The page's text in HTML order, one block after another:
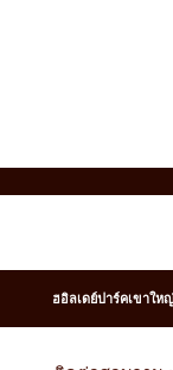
ฮอิลเดย์ปาร์คเขาให